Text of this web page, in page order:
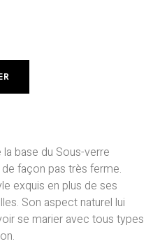
base du Sous-verre
façon pas très ferme.
exquis en plus de ses
Son aspect naturel lui
se marier avec tous types